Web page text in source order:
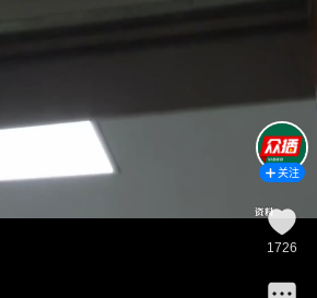
关注
1726